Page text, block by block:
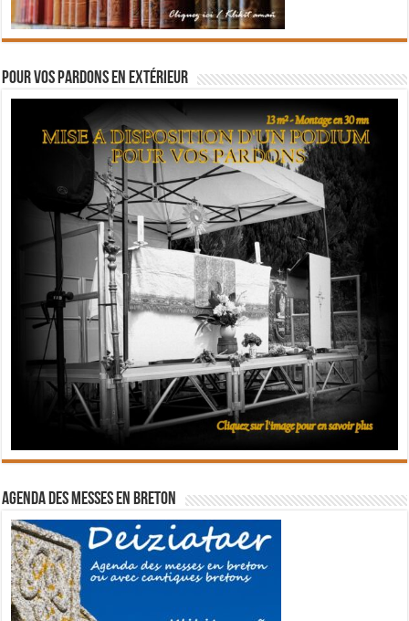
Pour vos pardons en extérieur
Agenda des messes en breton